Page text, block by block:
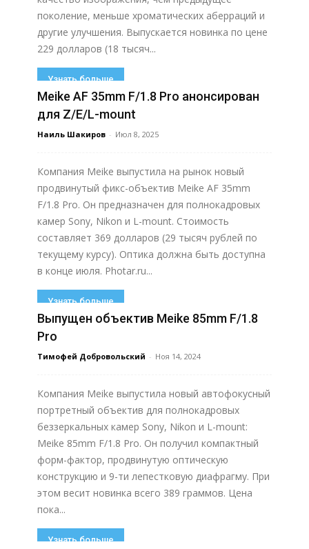
поколение, меньше хроматических аберраций и
другие улучшения. Выпускается новинка по цене
229 долларов (18 тысяч...
Узнать больше
Meike AF 35mm F/1.8 Pro анонсирован
для Z/E/L-mount
Наиль Шакиров - Июл 8, 2025
Компания Meike выпустила на рынок новый
продвинутый фикс-объектив Meike AF 35mm
F/1.8 Pro. Он предназначен для полнокадровых
камер Sony, Nikon и L-mount. Стоимость
составляет 369 долларов (29 тысяч рублей по
текущему курсу). Оптика должна быть доступна
в конце июля. Photar.ru...
Узнать больше
Выпущен объектив Meike 85mm F/1.8
Pro
Тимофей Добровольский - Ноя 14, 2024
Компания Meike выпустила новый автофокусный
портретный объектив для полнокадровых
беззеркальных камер Sony, Nikon и L-mount:
Meike 85mm F/1.8 Pro. Он получил компактный
форм-фактор, продвинутую оптическую
конструкцию и 9-ти лепестковую диафрагму. При
этом весит новинка всего 389 граммов. Цена
пока...
Узнать больше